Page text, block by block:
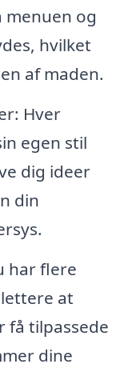
menuen og
hvilket
af maden.
Hver
egen stil
dig ideer
din
har flere
at
få tilpassede
dine